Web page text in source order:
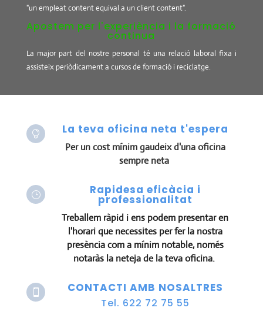
"un empleat content equival a un client content".
Apostem per l'experiència i la formació
continua
La major part del nostre personal té una relació laboral fixa i
assisteix periòdicament a cursos de formació i reciclatge.
 La teva oficina neta t'espera
Per un cost mínim gaudeix d'una oficina
sempre neta
} Rapidesa eficàcia i
professionalitat
Treballem ràpid i ens podem presentar en
l'horari que necessites per fer la nostra
presència com a mínim notable, només
notaràs la neteja de la teva oficina.
 CONTACTI AMB NOSALTRES
Tel. 622 72 75 55